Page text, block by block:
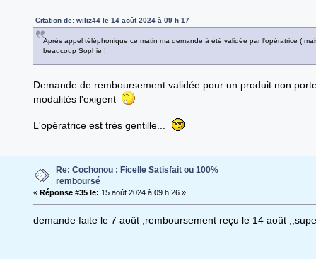
Citation de: wiliz44 le 14 août 2024 à 09 h 17
Après appel téléphonique ce matin ma demande à été validée par l'opératrice (
beaucoup Sophie !
Demande de remboursement validée pour un produit non
modalités l'exigent
L'opératrice est très gentille...
Re: Cochonou : Ficelle Satisfait ou 100%
remboursé
« Réponse #35 le: 15 août 2024 à 09 h 26 »
demande faite le 7 août ,remboursement reçu le 14 août